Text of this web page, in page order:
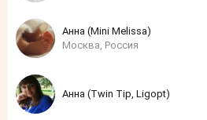
Анна (Mini Melissa)
Москва, Россия
Анна (Twin Tip, Ligopt)